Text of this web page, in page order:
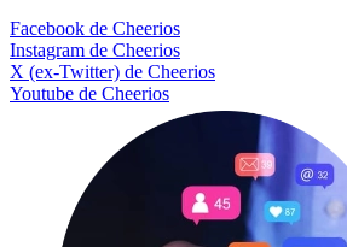
Facebook de Cheerios
Instagram de Cheerios
X (ex-Twitter) de Cheerios
Youtube de Cheerios